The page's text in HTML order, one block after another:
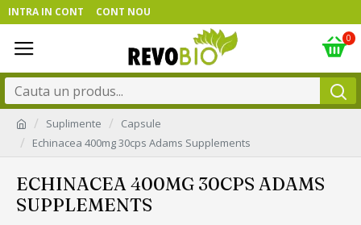
INTRA IN CONT CONT NOU
0
Suplimente
Capsule
Echinacea 400mg 30cps Adams Supplements
ECHINACEA 400MG 30CPS ADAMS
SUPPLEMENTS